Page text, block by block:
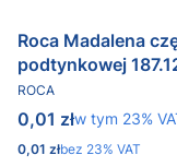
Roca Madalena
PRODUCENT
ROCA
Cena brutto
0,01 złw tym %s VAT
w tym 23%
Cena netto
0,01 złbez 23% VAT